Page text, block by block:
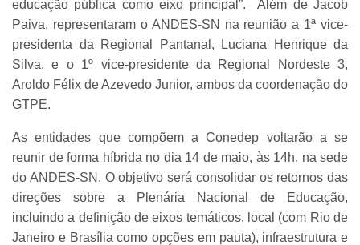
educação pública como eixo principal”. Além de Jacob
Paiva, representaram o ANDES-SN na reunião a 1ª vice-
presidenta da Regional Pantanal, Luciana Henrique da
Silva, e o 1º vice-presidente da Regional Nordeste 3,
Aroldo Félix de Azevedo Junior, ambos da coordenação do
GTPE.
As entidades que compõem a Conedep voltarão a se
reunir de forma híbrida no dia 14 de maio, às 14h, na sede
do ANDES-SN. O objetivo será consolidar os retornos das
direções sobre a Plenária Nacional de Educação,
incluindo a definição de eixos temáticos, local (com Rio de
Janeiro e Brasília como opções em pauta), infraestrutura e